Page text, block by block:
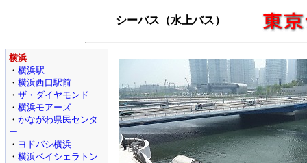
シーバス（水上バス）
横浜
・ 横浜駅
・ 横浜西口駅前
・ ザ・ダイヤモンド
・ 横浜モアーズ
・ かながわ県民センタ
ー
・ ヨドバシ横浜
・ 横浜ベイシェラトン